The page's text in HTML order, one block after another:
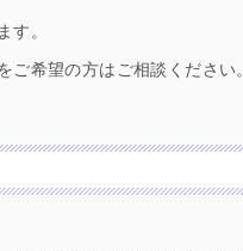
す。
ご希望の方はご相談くださ